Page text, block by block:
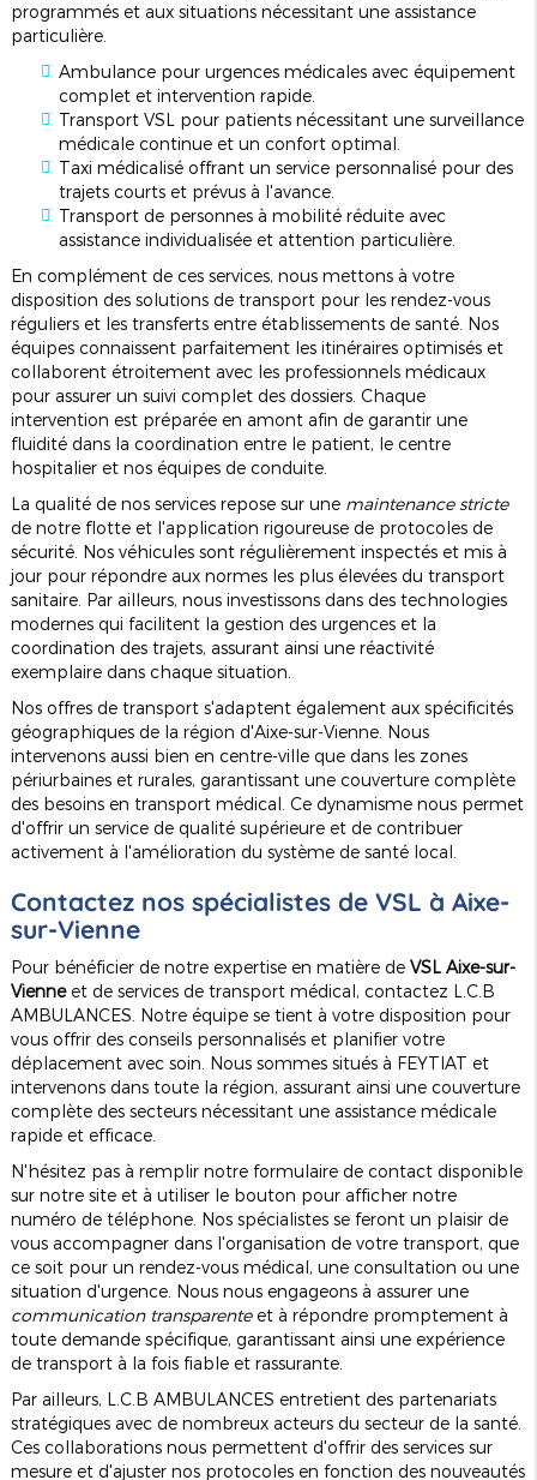
programmés et aux situations nécessitant une assistance
particulière.
Ambulance pour urgences médicales avec équipement
complet et intervention rapide.
Transport VSL pour patients nécessitant une surveillance
médicale continue et un confort optimal.
Taxi médicalisé offrant un service personnalisé pour des
trajets courts et prévus à l'avance.
Transport de personnes à mobilité réduite avec
assistance individualisée et attention particulière.
En complément de ces services, nous mettons à votre
disposition des solutions de transport pour les rendez-vous
réguliers et les transferts entre établissements de santé. Nos
équipes connaissent parfaitement les itinéraires optimisés et
collaborent étroitement avec les professionnels médicaux
pour assurer un suivi complet des dossiers. Chaque
intervention est préparée en amont afin de garantir une
fluidité dans la coordination entre le patient, le centre
hospitalier et nos équipes de conduite.
La qualité de nos services repose sur une maintenance stricte
de notre flotte et l'application rigoureuse de protocoles de
sécurité. Nos véhicules sont régulièrement inspectés et mis à
jour pour répondre aux normes les plus élevées du transport
sanitaire. Par ailleurs, nous investissons dans des technologies
modernes qui facilitent la gestion des urgences et la
coordination des trajets, assurant ainsi une réactivité
exemplaire dans chaque situation.
Nos offres de transport s'adaptent également aux spécificités
géographiques de la région d'Aixe-sur-Vienne. Nous
intervenons aussi bien en centre-ville que dans les zones
périurbaines et rurales, garantissant une couverture complète
des besoins en transport médical. Ce dynamisme nous permet
d'offrir un service de qualité supérieure et de contribuer
activement à l'amélioration du système de santé local.
Contactez nos spécialistes de VSL à Aixe-
sur-Vienne
Pour bénéficier de notre expertise en matière de VSL Aixe-sur-
Vienneet de services de transport médical, contactez L.C.B
AMBULANCES. Notre équipe se tient à votre disposition pour
vous offrir des conseils personnalisés et planifier votre
déplacement avec soin. Nous sommes situés à FEYTIAT et
intervenons dans toute la région, assurant ainsi une couverture
complète des secteurs nécessitant une assistance médicale
rapide et efficace.
N'hésitez pas à remplir notre formulaire de contact disponible
sur notre site et à utiliser le bouton pour afficher notre
numéro de téléphone. Nos spécialistes se feront un plaisir de
vous accompagner dans l'organisation de votre transport, que
ce soit pour un rendez-vous médical, une consultation ou une
situation d'urgence. Nous nous engageons à assurer une
communication transparenteet à répondre promptement à
toute demande spécifique, garantissant ainsi une expérience
de transport à la fois fiable et rassurante.
Par ailleurs, L.C.B AMBULANCES entretient des partenariats
stratégiques avec de nombreux acteurs du secteur de la santé.
Ces collaborations nous permettent d'offrir des services sur
mesure et d'ajuster nos protocoles en fonction des nouveautés